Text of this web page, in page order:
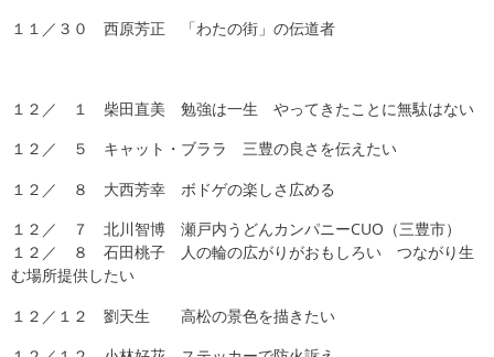
１１／３０ 西原芳正 「わたの街」の伝道者
１２／ １ 柴田直美 勉強は一生 やってきたことに無駄はない
１２／ ５ キャット・ブララ 三豊の良さを伝えたい
１２／ ８ 大西芳幸 ボドゲの楽しさ広める
１２／ ７ 北川智博 瀬戸内うどんカンパニーCUO（三豊市）
１２／ ８ 石田桃子 人の輪の広がりがおもしろい つながり生
む場所提供したい
１２／１２ 劉天生 高松の景色を描きたい